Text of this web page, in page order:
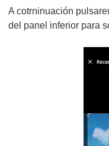
A cotrninuación
del panel inferior para